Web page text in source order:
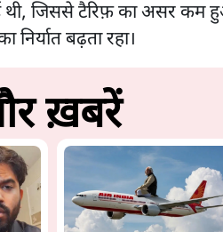
जिससे टैरिफ़ का असर कम
निर्यात बढ़ता रहा।
ख़बरें